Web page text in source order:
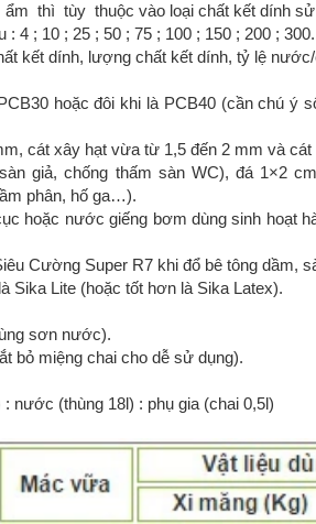
thì tùy thuộc vào loại chất kết dính
4 ; 10 ; 25 ; 50 ; 75 ; 100 ; 150 ; 200 ; 300.
kết dính, lượng chất kết dính, tỷ lệ
hoặc đôi khi là PCB40 (cần chú ý
cát xây hạt vừa từ 1,5 đến 2 mm và
giả, chống thấm sàn WC), đá 1×2
phân, hố ga…).
hoặc nước giếng bơm dùng sinh hoạt
Cường Super R7 khi đổ bê tông dầm,
Sika Lite (hoặc tốt hơn là Sika Latex).
sơn nước).
bỏ miệng chai cho dễ sử dụng).
nước (thùng 18l) : phụ gia (chai 0,5l)